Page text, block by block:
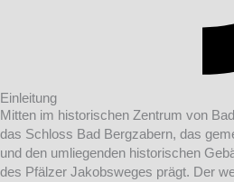
Einleitung
Mitten im historischen Zentrum von
das Schloss Bad Bergzabern, das
und den umliegenden historischen
des Pfälzer Jakobsweges prägt. Der